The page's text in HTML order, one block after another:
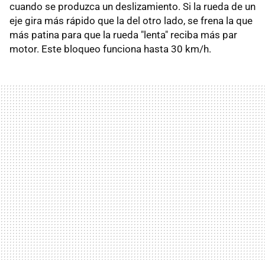
cuando se produzca un deslizamiento. Si la rueda de un
eje gira más rápido que la del otro lado, se frena la que
más patina para que la rueda "lenta" reciba más par
motor. Este bloqueo funciona hasta 30 km/h.